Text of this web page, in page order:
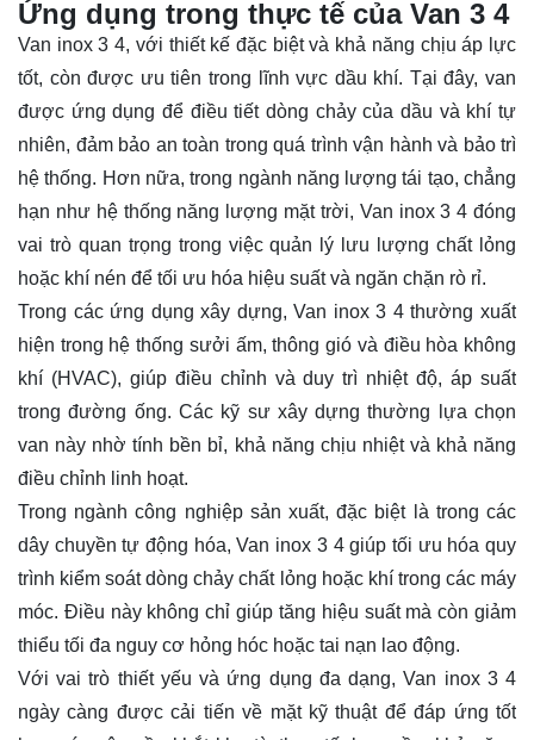
Ứng dụng trong thực tế của Van 3 4
Van inox 3 4, với thiết kế đặc biệt và khả năng chịu áp lực
tốt, còn được ưu tiên trong lĩnh vực dầu khí. Tại đây, van
được ứng dụng để điều tiết dòng chảy của dầu và khí tự
nhiên, đảm bảo an toàn trong quá trình vận hành và bảo trì
hệ thống. Hơn nữa, trong ngành năng lượng tái tạo, chẳng
hạn như hệ thống năng lượng mặt trời, Van inox 3 4 đóng
vai trò quan trọng trong việc quản lý lưu lượng chất lỏng
hoặc khí nén để tối ưu hóa hiệu suất và ngăn chặn rò rỉ.
Trong các ứng dụng xây dựng, Van inox 3 4 thường xuất
hiện trong hệ thống sưởi ấm, thông gió và điều hòa không
khí (HVAC), giúp điều chỉnh và duy trì nhiệt độ, áp suất
trong đường ống. Các kỹ sư xây dựng thường lựa chọn
van này nhờ tính bền bỉ, khả năng chịu nhiệt và khả năng
điều chỉnh linh hoạt.
Trong ngành công nghiệp sản xuất, đặc biệt là trong các
dây chuyền tự động hóa, Van inox 3 4 giúp tối ưu hóa quy
trình kiểm soát dòng chảy chất lỏng hoặc khí trong các máy
móc. Điều này không chỉ giúp tăng hiệu suất mà còn giảm
thiểu tối đa nguy cơ hỏng hóc hoặc tai nạn lao động.
Với vai trò thiết yếu và ứng dụng đa dạng, Van inox 3 4
ngày càng được cải tiến về mặt kỹ thuật để đáp ứng tốt